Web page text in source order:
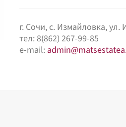
г. Сочи, с. Измайловка, ул.
тел: 8(862) 267-99-85
e-mail: